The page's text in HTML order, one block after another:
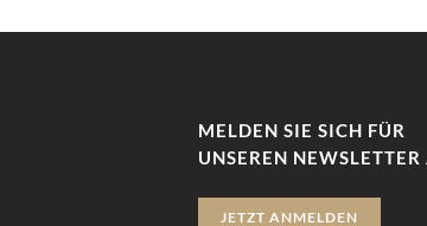
MELDEN SIE SICH FÜR
UNSEREN NEWSLETTER
JETZT ANMELDEN